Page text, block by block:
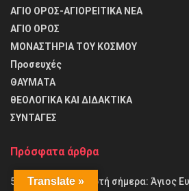
ΑΓΙΟ ΟΡΟΣ-ΑΓΙΟΡΕΙΤΙΚΑ ΝΕΑ
ΑΓΙΟ ΟΡΟΣ
ΜΟΝΑΣΤΗΡΙΑ ΤΟΥ ΚΟΣΜΟΥ
Προσευχές
ΘΑΥΜΑΤΑ
θΕΟΛΟΓΙΚΑ ΚΑΙ ΔΙΔΑΚΤΙΚΑ
ΣΥΝΤΑΓΕΣ
Πρόσφατα άρθρα
5 Αυγούστου – Γιορτή σήμερα: Άγιος
Translate »